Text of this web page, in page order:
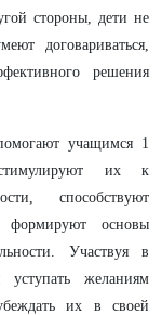
стороны, дети не
договариваться,
решения
учащимся 1
их к
способствуют
формируют основы
Участвуя в
уступать желаниям
их в своей